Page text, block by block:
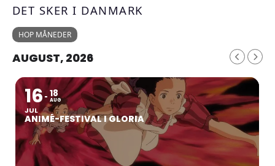
DET SKER I DANMARK
HOP MÅNEDER
AUGUST, 2026
16
JUL
18
AUG
ANIMÉ-FESTIVAL I GLORIA